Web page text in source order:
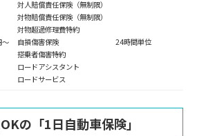
～
対人賠償責任保険（無制限）
対物賠償責任保険（無制限）
対物超過修理費特約
自損傷害保険
搭乗者傷害特約
ロードアシスタント
ロードサービス
24時間単位
の「1日自動車保険」